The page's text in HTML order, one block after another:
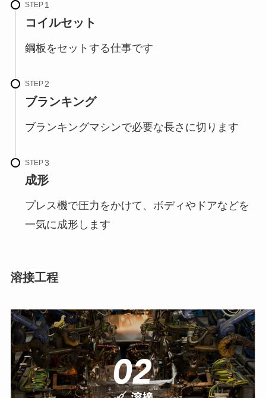
STEP
コイルセット
鋼板をセットする仕事です
STEP
ブランキング
ブランキングマシンで必要な長さに切ります
STEP
成形
プレス機で圧力をかけて、ボディやドアなどを
一気に成形します
溶接工程